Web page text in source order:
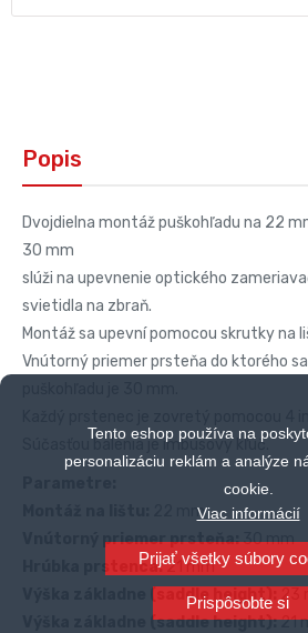
Tento eshop používa na
personalizáciu reklám a analýze
cookie.
Viac informácií
Prijať všetky súbory
Prispôsobte si
Popis
Dvojdielna montáž puškohľadu na 22
30 mm
slúži na upevnenie optického
svietidla na zbraň.
Montáž sa upevní pomocou skrutky na
Vnútorný priemer prsteňa do ktorého
Súčasťou balenia je imbusový kľúč.
22 mm
Vnútorný priemer prsteňa:30 mm
Hrúbka prstenca:21 mm
Výška základne (saddle height):
23
Výška základne (saddle height):21